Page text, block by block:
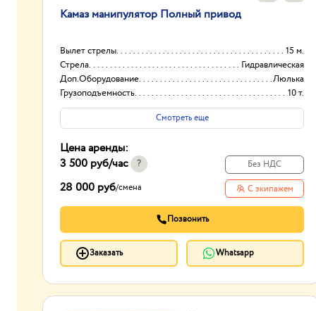
Камаз манипулятор Полный привод
Вылет стрелы
15 м.
Стрела
Гидравлическая
Доп.Оборудование
Люлька
Грузоподъемность
10 т.
Смотреть еще
Цена аренды:
3 500 руб/час ?
28 000 руб/смена
Без НДС
С экипажем
Позвонить
Заказать Whatsapp